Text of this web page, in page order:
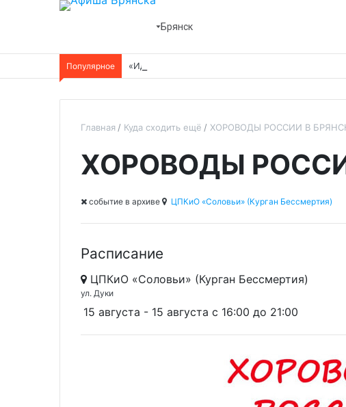
Брянск
Популярное «Идеальная жена»
Главная Куда сходить ещё ХОРОВОДЫ РОССИИ В
ХОРОВОДЫ
cобытие в архиве ЦПКиО «Соловьи» (Курган Бессмертия)
Расписание
ЦПКиО «Соловьи» (Курган Бессмертия)
ул. Дуки
15 августа - 15 августа c 16:00 до 21:00